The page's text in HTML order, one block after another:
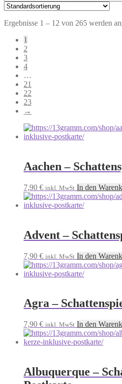
Ergebnisse 1 – 12 von 265 werden
1
2
3
4
…
21
22
23
→
Aachen –
7,90 € inkl. MwSt In den
Advent –
7,90 € inkl. MwSt In den
Agra –
7,90 € inkl. MwSt In den
Albuquerque –